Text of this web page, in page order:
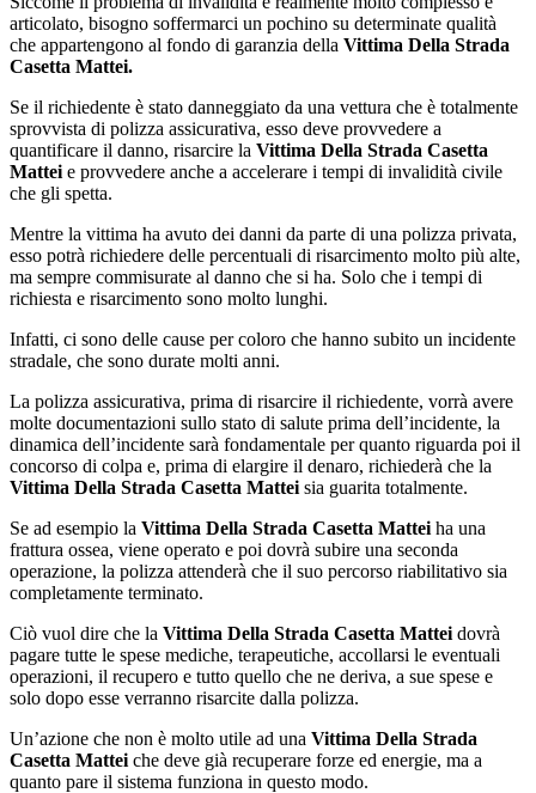
articolato, bisogno soffermarci un pochino su determinate qualità
che appartengono al fondo di garanzia della Vittima Della Strada
Casetta Mattei.
Se il richiedente è stato danneggiato da una vettura che è totalmente
sprovvista di polizza assicurativa, esso deve provvedere a
quantificare il danno, risarcire la Vittima Della Strada Casetta
Mattei e provvedere anche a accelerare i tempi di invalidità civile
che gli spetta.
Mentre la vittima ha avuto dei danni da parte di una polizza privata,
esso potrà richiedere delle percentuali di risarcimento molto più alte,
ma sempre commisurate al danno che si ha. Solo che i tempi di
richiesta e risarcimento sono molto lunghi.
Infatti, ci sono delle cause per coloro che hanno subito un incidente
stradale, che sono durate molti anni.
La polizza assicurativa, prima di risarcire il richiedente, vorrà avere
molte documentazioni sullo stato di salute prima dell’incidente, la
dinamica dell’incidente sarà fondamentale per quanto riguarda poi il
concorso di colpa e, prima di elargire il denaro, richiederà che la
Vittima Della Strada Casetta Mattei sia guarita totalmente.
Se ad esempio la Vittima Della Strada Casetta Mattei ha una
frattura ossea, viene operato e poi dovrà subire una seconda
operazione, la polizza attenderà che il suo percorso riabilitativo sia
completamente terminato.
Ciò vuol dire che la Vittima Della Strada Casetta Mattei dovrà
pagare tutte le spese mediche, terapeutiche, accollarsi le eventuali
operazioni, il recupero e tutto quello che ne deriva, a sue spese e
solo dopo esse verranno risarcite dalla polizza.
Un’azione che non è molto utile ad una Vittima Della Strada
Casetta Mattei che deve già recuperare forze ed energie, ma a
quanto pare il sistema funziona in questo modo.